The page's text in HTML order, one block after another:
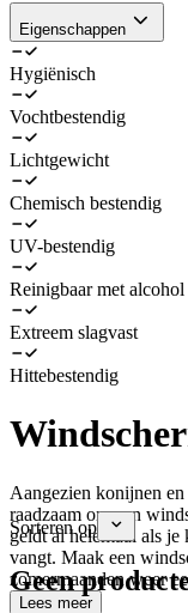
Eigenschappen
Hygiënisch
Vochtbestendig
Lichtgewicht
Chemisch bestendig
UV-bestendig
Reinigbaar met alcohol
Extreem slagvast
Hittebestendig
Aangezien konijnen
raadzaam om een
geldt al helemaal als
vangt. Maak een
zomermaanden weer
Lees meer
Sorteren op
Geen